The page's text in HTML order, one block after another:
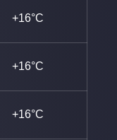
+16°C
+16°C
+16°C